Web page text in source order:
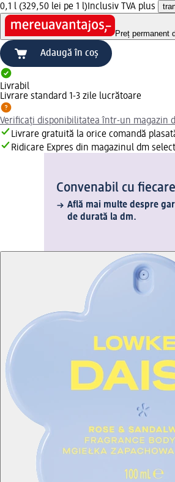
0,1 l (329,50 lei pe 1 l) Inclusiv TVA plus
Preț permanent
Adaugă în coș
Livrabil
Livrare standard 1-3 zile lucrătoare
Verificați disponibilitatea într-un magazin
Livrare gratuită la orice comandă
Ridicare Expres din magazinul dm
Convenabil cu
Află mai multe despre
de durată la dm.